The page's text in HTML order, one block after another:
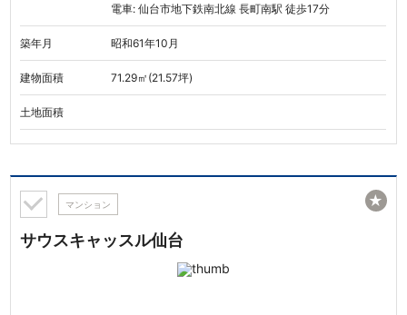
電車: 仙台市地下鉄南北線 長町南駅 徒歩17分
築年月 昭和61年10月
建物面積 71.29㎡(21.57坪)
土地面積
マンション
サウスキャッスル仙台
★